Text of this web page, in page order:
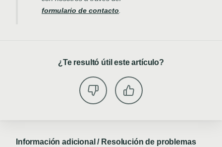
formulario de contacto
¿Te resultó útil este artículo?
Información adicional / Resolución de problemas